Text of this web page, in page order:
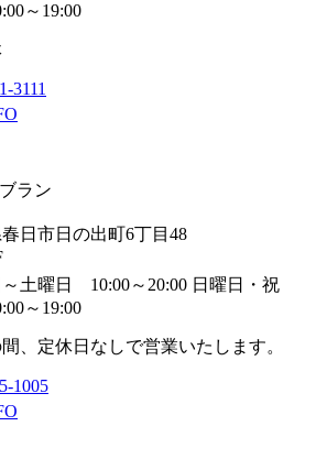
～19:00
3111
ラン
日市日の出町6丁目48
～土曜日 10:00～20:00 日曜日・祝
～19:00
、定休日なしで営業いたします。
1005